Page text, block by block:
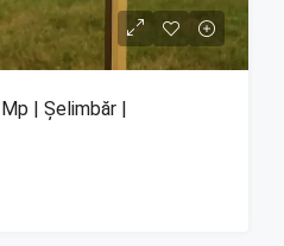
| Șelimbăr |